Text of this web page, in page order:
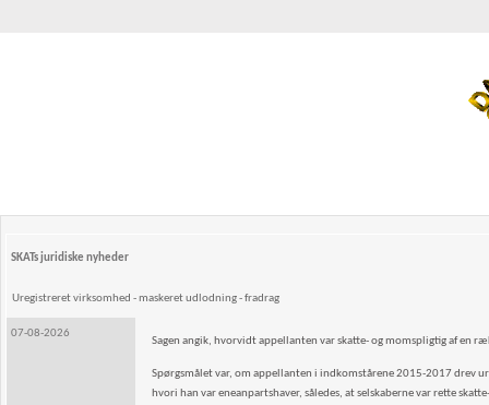
SKATs juridiske nyheder
Uregistreret virksomhed - maskeret udlodning - fradrag
07-08-2026
Sagen angik, hvorvidt appellanten var skatte- og momspligtig af
Spørgsmålet var, om appellanten i indkomstårene 2015-2017 drev
hvori han var eneanpartshaver, således, at selskaberne var rette